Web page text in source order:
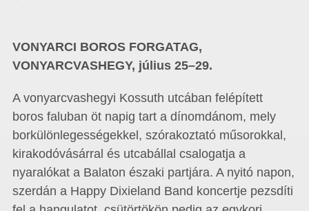
VONYARCI BOROS FORGATAG,
VONYARCVASHEGY, július 25–29.
A vonyarcvashegyi Kossuth utcában felépített
boros faluban öt napig tart a dínomdánom, mely
borkülönlegességekkel, szórakoztató műsorokkal,
kirakodóvásárral és utcabállal csalogatja a
nyaralókat a Balaton északi partjára. A nyitó napon,
szerdán a Happy Dixieland Band koncertje pezsdíti